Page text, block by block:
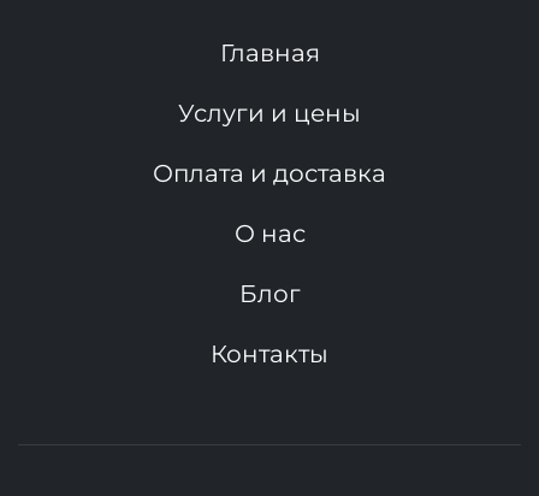
Главная
Услуги и цены
Оплата и доставка
О нас
Блог
Контакты